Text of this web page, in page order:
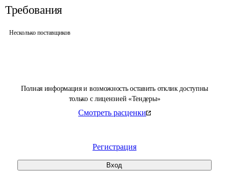
Полная информация и возможность оставить отклик доступны
только с лицензией «Тендеры»
Смотреть расценки
Регистрация
Вход
Требования
Несколько поставщиков